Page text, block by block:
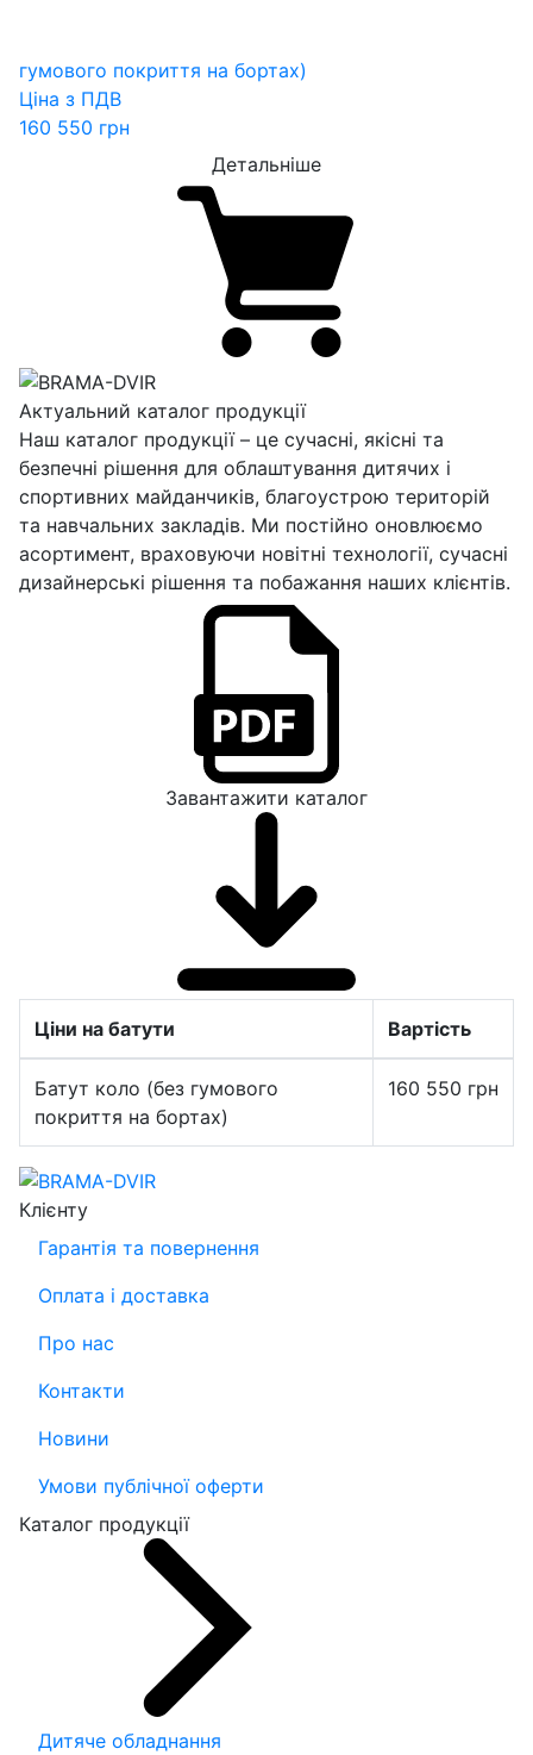
гумового покриття на бортах)
Ціна з ПДВ
160 550 грн
Детальніше
Актуальний каталог продукції
Наш каталог продукції – це сучасні, якісні та
безпечні рішення для облаштування дитячих і
спортивних майданчиків, благоустрою територій
та навчальних закладів. Ми постійно оновлюємо
асортимент, враховуючи новітні технології, сучасні
дизайнерські рішення та побажання наших клієнтів.
Завантажити каталог
Ціни на батути Вартість
Батут коло (без гумового
покриття на бортах)
160 550 грн
Клієнту
Гарантія та повернення
Оплата і доставка
Про нас
Контакти
Новини
Умови публічної оферти
Каталог продукції
Дитяче обладнання